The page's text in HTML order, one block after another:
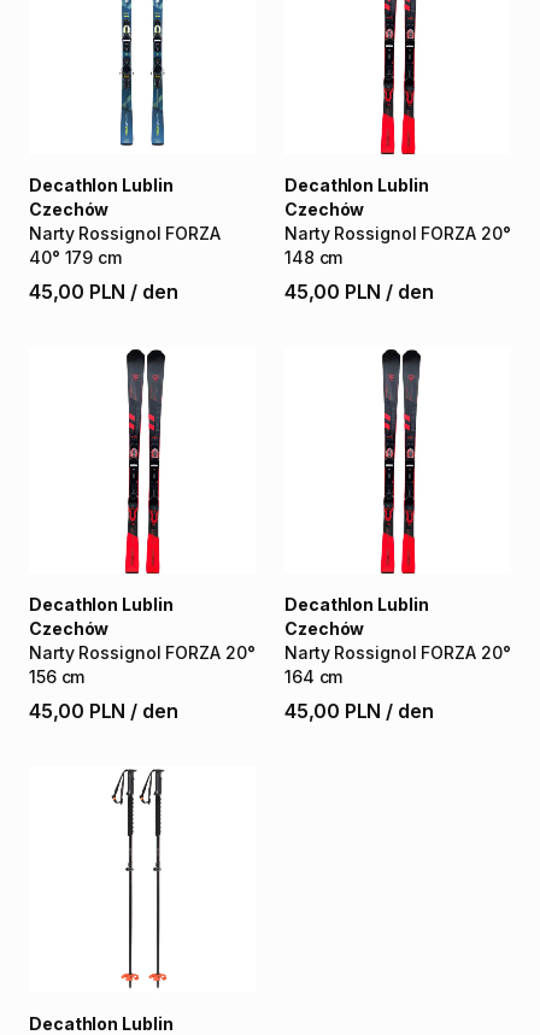
Narty Rossignol FORZA
40° 179 cm
Decathlon Lublin
Czechów
45,00 PLN / den
Narty Rossignol FORZA 20°
148 cm
Decathlon Lublin
Czechów
45,00 PLN / den
Narty Rossignol FORZA 20°
156 cm
Decathlon Lublin
Czechów
45,00 PLN / den
Narty Rossignol FORZA 20°
164 cm
Decathlon Lublin
Czechów
45,00 PLN / den
Decathlon Lublin